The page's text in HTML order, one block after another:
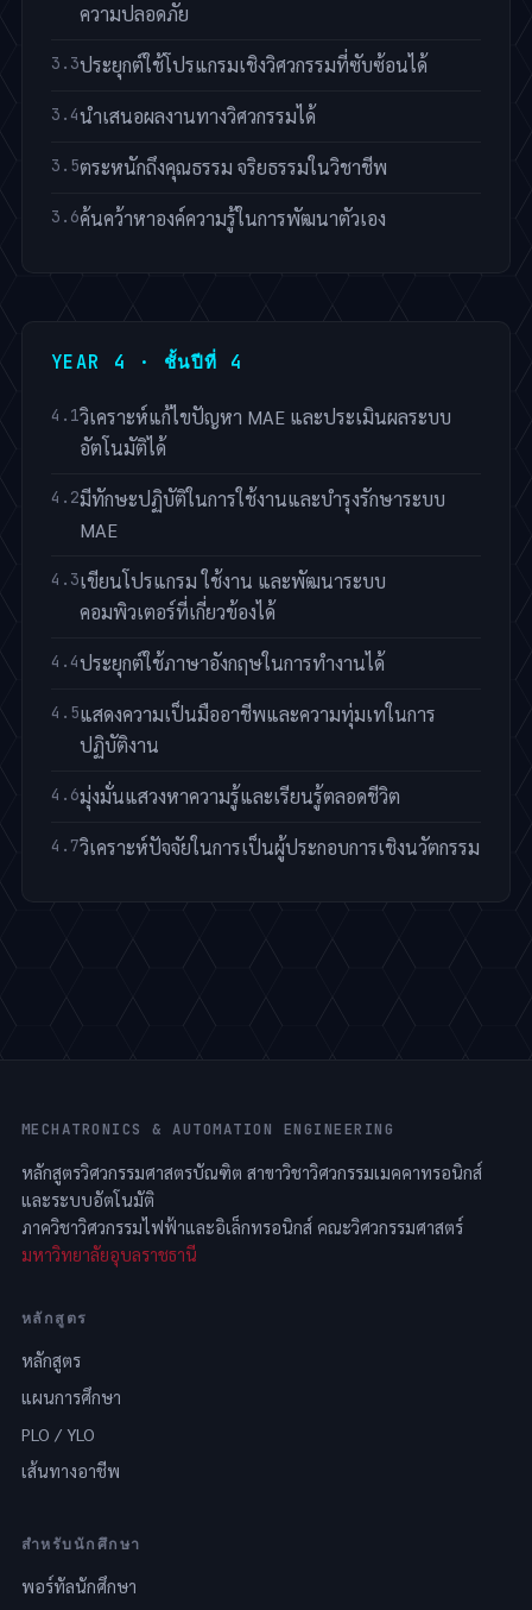
ความปลอดภัย
ประยุกต์ใช้โปรแกรมเชิงวิศวกรรมที่ซับซ้อนได้
นำเสนอผลงานทางวิศวกรรมได้
ตระหนักถึงคุณธรรม จริยธรรมในวิชาชีพ
ค้นคว้าหาองค์ความรู้ในการพัฒนาตัวเอง
YEAR 4 · ชั้นปีที่ 4
วิเคราะห์แก้ไขปัญหา MAE และประเมินผลระบบ
อัตโนมัติได้
มีทักษะปฏิบัติในการใช้งานและบำรุงรักษาระบบ
MAE
เขียนโปรแกรม ใช้งาน และพัฒนาระบบ
คอมพิวเตอร์ที่เกี่ยวข้องได้
ประยุกต์ใช้ภาษาอังกฤษในการทำงานได้
แสดงความเป็นมืออาชีพและความทุ่มเทในการ
ปฏิบัติงาน
มุ่งมั่นแสวงหาความรู้และเรียนรู้ตลอดชีวิต
วิเคราะห์ปัจจัยในการเป็นผู้ประกอบการเชิงนวัตกรรม
MECHATRONICS & AUTOMATION ENGINEERING
หลักสูตรวิศวกรรมศาสตรบัณฑิต สาขาวิชาวิศวกรรมเมคคาทรอนิกส์
และระบบอัตโนมัติ
ภาควิชาวิศวกรรมไฟฟ้าและอิเล็กทรอนิกส์ คณะวิศวกรรมศาสตร์
มหาวิทยาลัยอุบลราชธานี
หลักสูตร
หลักสูตร
แผนการศึกษา
PLO / YLO
เส้นทางอาชีพ
สำหรับนักศึกษา
พอร์ทัลนักศึกษา